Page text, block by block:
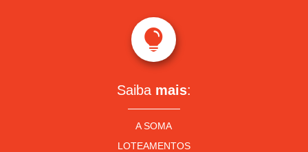

Saiba mais:
A SOMA
LOTEAMENTOS